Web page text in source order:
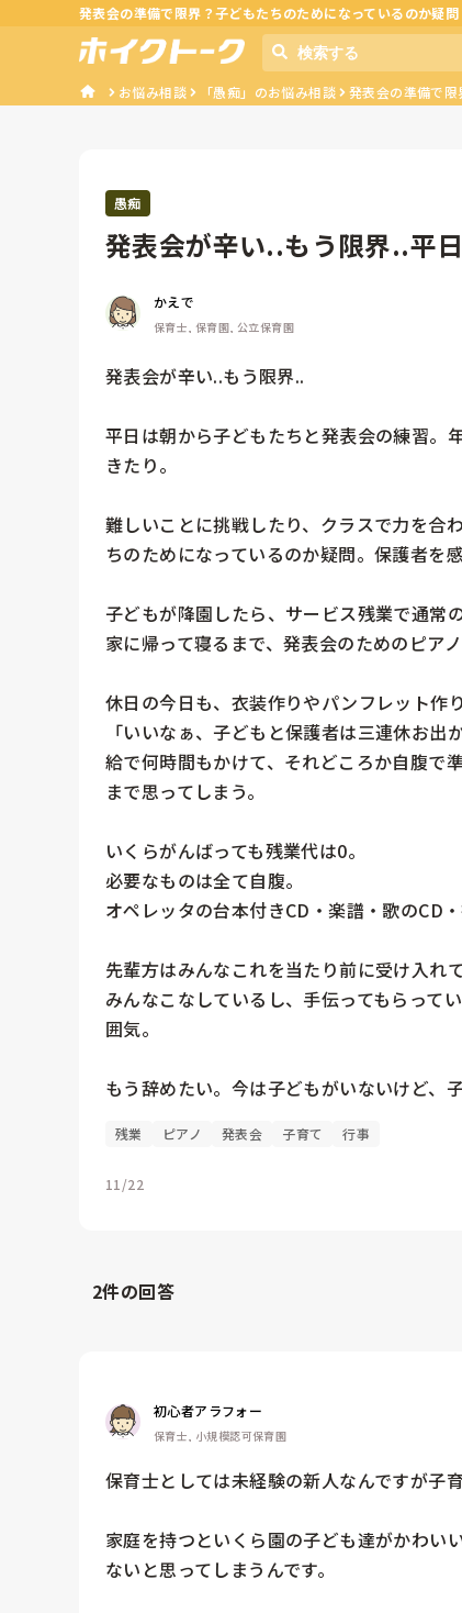
発表会の準備で限界？子どもたちのためになっているのか疑問
お悩み相談 「愚痴」のお悩み相談 発表会の準備で限
愚痴
発表会が辛い..もう限界..平
かえで
保育士, 保育園, 公立保育園
発表会が辛い..もう限界..
平日は朝から子どもたちと発表会の練習。
きたり。
難しいことに挑戦したり、クラスで力を合
ちのためになっているのか疑問。保護者を
子どもが降園したら、サービス残業で通常の
家に帰って寝るまで、発表会のためのピア
休日の今日も、衣装作りやパンフレット作り
「いいなぁ、子どもと保護者は三連休お
給で何時間もかけて、それどころか自腹で
まで思ってしまう。
いくらがんばっても残業代は0。
必要なものは全て自腹。
オペレッタの台本付きCD・楽譜・歌のCD
先輩方はみんなこれを当たり前に受け入れ
みんなこなしているし、手伝ってもらって
囲気。
もう辞めたい。今は子どもがいないけど、
残業 ピアノ 発表会 子育て 行事
11/22
2件の回答
初心者アラフォー
保育士, 小規模認可保育園
保育士としては未経験の新人なんですが子
家庭を持つといくら園の子ども達がかわい
ないと思ってしまうんです。